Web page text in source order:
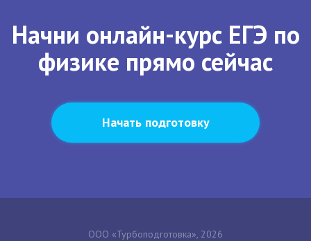
Начни онлайн-курс ЕГЭ по
физике прямо сейчас
Начать подготовку
ООО «Турбоподготовка», 2026